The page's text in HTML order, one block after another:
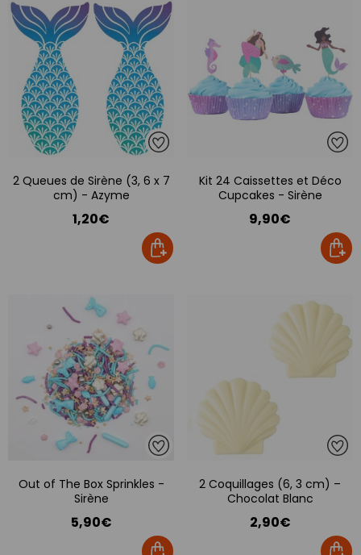
2 Queues de Sirène (3, 6 x 7
cm) - Azyme
1,20€
Kit 24 Caissettes et Déco
Cupcakes - Sirène
9,90€
Out of The Box Sprinkles -
Sirène
5,90€
2 Coquillages (6, 3 cm) –
Chocolat Blanc
2,90€